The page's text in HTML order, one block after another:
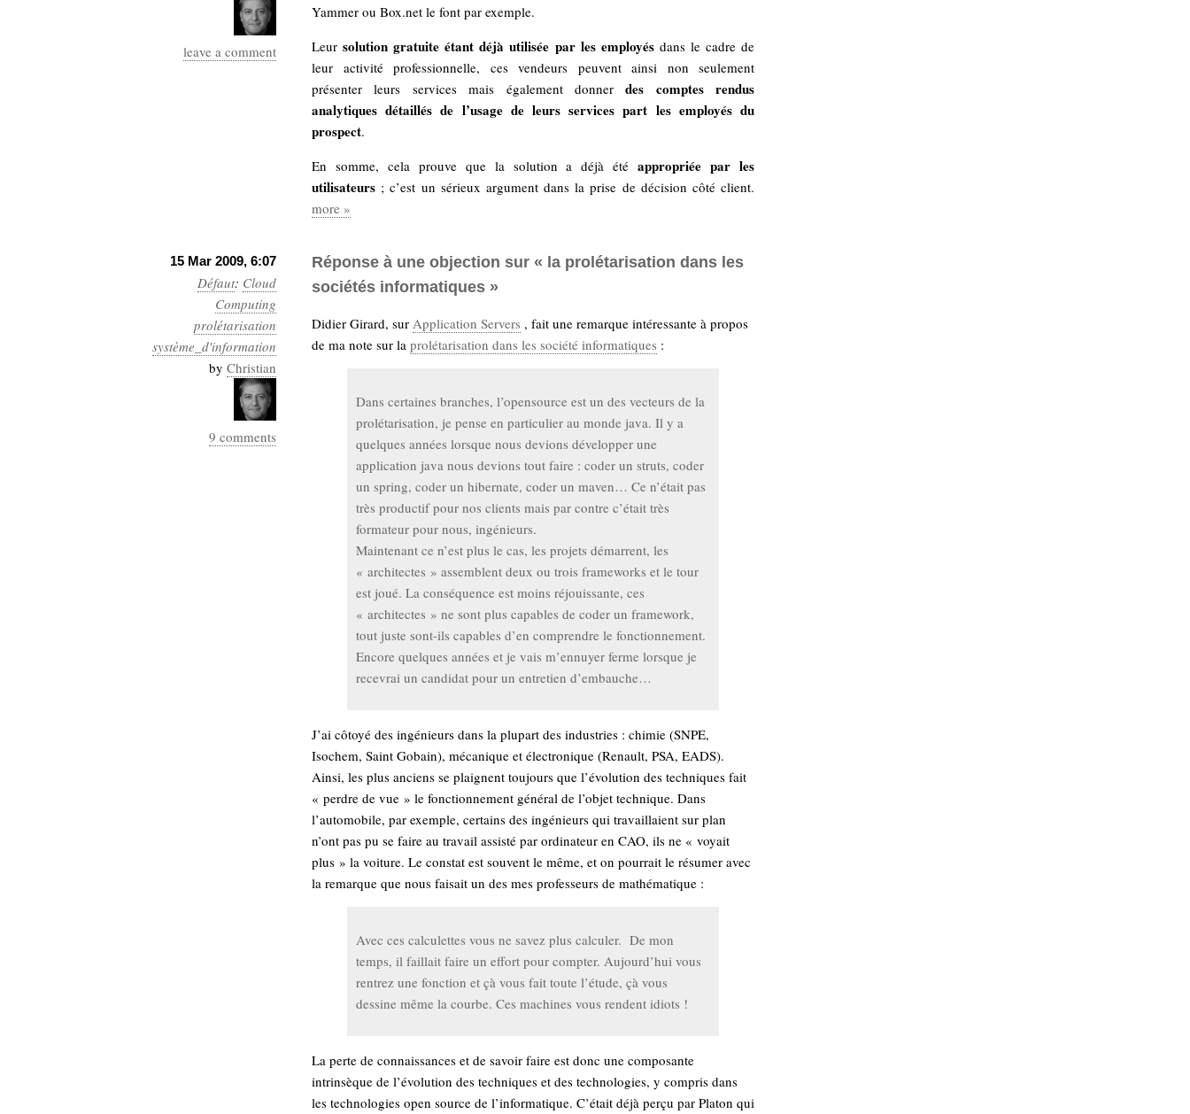
leave a comment
Yammer ou Box.net le font par exemple.
Leursolution gratuite étant déjà utilisée par les employésdans le cadre de
leur activité professionnelle, ces vendeurs peuvent ainsi non seulement
présenter leurs services mais également donnerdes comptes rendus
analytiques détaillés de l’usage de leurs services part les employés du
prospect.
En somme, cela prouve que la solution a déjà été appropriée par les
utilisateurs ; c’est un sérieux argument dans la prise de décision côté client.
more »
15 Mar 2009, 6:07
Défaut: Cloud
Computing
prolétarisation
système_d'information
by Christian
9 comments
Réponse à une objection sur « la prolétarisation dans les
sociétés informatiques »
Didier Girard, sur Application Servers , fait une remarque intéressante à propos
de ma note sur la prolétarisation dans les société informatiques :
Dans certaines branches, l’opensource est un des vecteurs de la
prolétarisation, je pense en particulier au monde java. Il y a
quelques années lorsque nous devions développer une
application java nous devions tout faire : coder un struts, coder
un spring, coder un hibernate, coder un maven… Ce n’était pas
très productif pour nos clients mais par contre c’était très
formateur pour nous, ingénieurs.
Maintenant ce n’est plus le cas, les projets démarrent, les
« architectes » assemblent deux ou trois frameworks et le tour
est joué. La conséquence est moins réjouissante, ces
« architectes » ne sont plus capables de coder un framework,
tout juste sont-ils capables d’en comprendre le fonctionnement.
Encore quelques années et je vais m’ennuyer ferme lorsque je
recevrai un candidat pour un entretien d’embauche…
J’ai côtoyé des ingénieurs dans la plupart des industries : chimie (SNPE,
Isochem, Saint Gobain), mécanique et électronique (Renault, PSA, EADS).
Ainsi, les plus anciens se plaignent toujours que l’évolution des techniques fait
« perdre de vue » le fonctionnement général de l’objet technique. Dans
l’automobile, par exemple, certains des ingénieurs qui travaillaient sur plan
n’ont pas pu se faire au travail assisté par ordinateur en CAO, ils ne « voyait
plus » la voiture. Le constat est souvent le même, et on pourrait le résumer avec
la remarque que nous faisait un des mes professeurs de mathématique :
Avec ces calculettes vous ne savez plus calculer. De mon
temps, il faillait faire un effort pour compter. Aujourd’hui vous
rentrez une fonction et çà vous fait toute l’étude, çà vous
dessine même la courbe. Ces machines vous rendent idiots !
La perte de connaissances et de savoir faire est donc une composante
intrinsèque de l’évolution des techniques et des technologies, y compris dans
les technologies open source de l’informatique. C’était déjà perçu par Platon qui
stiegler
support_numérique
Archives